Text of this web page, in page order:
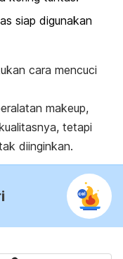
siap digunakan
cara mencuci
makeup,
tetapi
diinginkan.